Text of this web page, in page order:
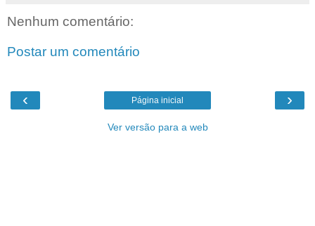
Nenhum comentário:
Postar um comentário
‹ ›
Página inicial
Ver versão para a web